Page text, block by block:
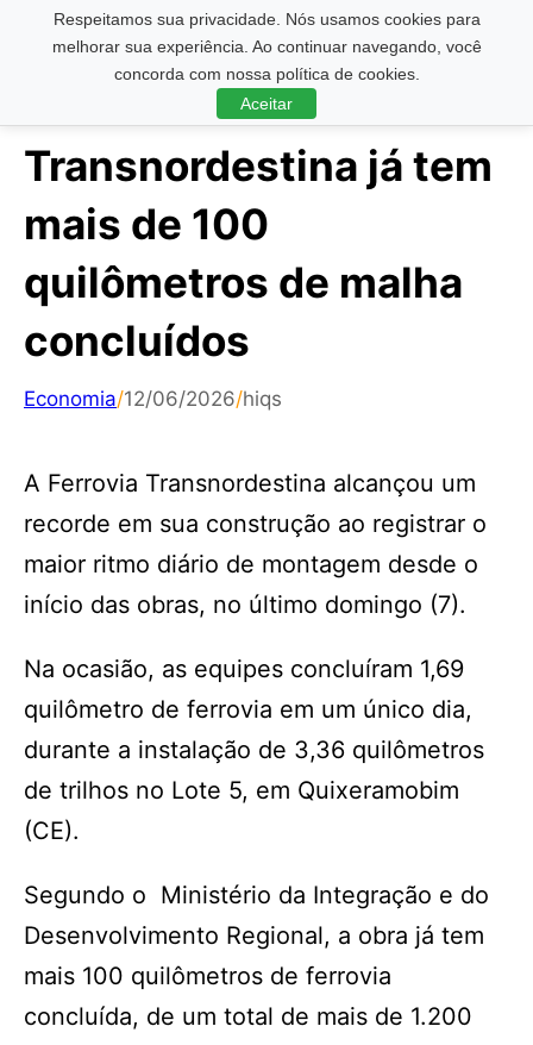
Respeitamos sua privacidade. Nós usamos cookies para
melhorar sua experiência. Ao continuar navegando, você
concorda com nossa política de cookies.
Aceitar
Pesquisar ...
Transnordestina já tem
mais de 100
quilômetros de malha
concluídos
Economia/12/06/2026/hiqs
A Ferrovia Transnordestina alcançou um
recorde em sua construção ao registrar o
maior ritmo diário de montagem desde o
início das obras, no último domingo (7).
Na ocasião, as equipes concluíram 1,69
quilômetro de ferrovia em um único dia,
durante a instalação de 3,36 quilômetros
de trilhos no Lote 5, em Quixeramobim
(CE).
Segundo o Ministério da Integração e do
Desenvolvimento Regional, a obra já tem
mais 100 quilômetros de ferrovia
concluída, de um total de mais de 1.200